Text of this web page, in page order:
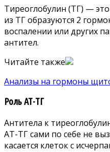
Тиреоглобулин (ТГ) —
из ТГ образуются 2
воспалении или других
антител.
Читайте также
Анализы на гормоны
Роль АТ-ТГ
Антитела к
АТ-ТГ сами по себе не
касается клеток с